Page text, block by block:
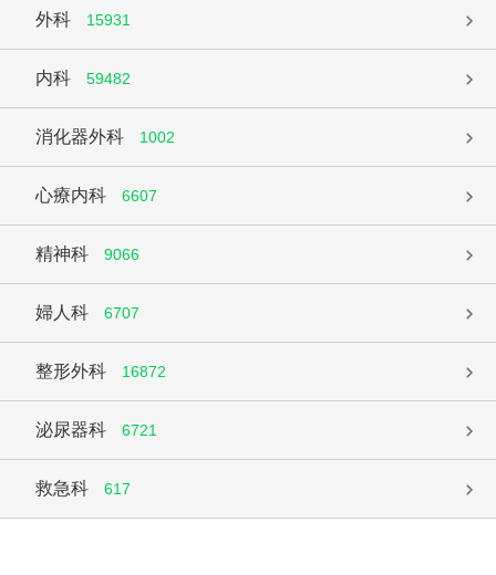
外科 15931
内科 59482
消化器外科 1002
心療内科 6607
精神科 9066
婦人科 6707
整形外科 16872
泌尿器科 6721
救急科 617